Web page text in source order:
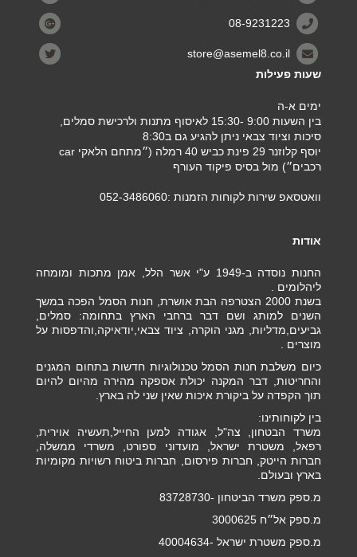
08-9231223
store@asemel8.co.il
שעות פעילות
ימים א-ה
בין השעות 9:00 -15:30 לאיסוף מתנות ולרכישת סמלים,
סיכות וציוד צבאי ניתן להגיע גם ב8:30
יוסף קלוזנר 29 פינת כביש 40 רמלה (״מתחם הלאקי car
רכבים״) מול בסיס פיקוד העורף
וואטסאפ שירות לקוחות הזמנות :052-3486060
אודות
החנות נוסדה ב-1949 ע"י אשר הלל, אמן מתכות ומומחה
ליהלומים .
בשנת 2000 הצטרפה הבת אושרת, חנות הסמל הפכה במשך
השנים למותג ושם דבר ברחבי הארץ בתחומה: סמלים,
גביעים,מדליות, מגני הוקרה, ציוד צבאי,יודאיקה,והדפסות על
מוצרים .
כיום משלבת חנות הסמל טכנולוגיות חדשות בתחום המגנים
והחריטות, דבר המקנה יכולת אספקה מהירה מהיום להיום
תוך הקפדה על ביקורת איכות שאין שני לה בארץ.
בין לקוחותינו:
משרד הבטחון, צה"ל, אגודה למען החייל,תעשיה אוירית,
רפאל, משטרת ישראל, מועדוני ספורט, משרדי ממשלה,
חברות הייטק, חברות פירסום, חברות ביטוח רשויות מקומיות
בארץ ובעולם.
מ.ספק משרד הביטחון -83728730
מ.ספק אל״ח 3000625
מ.ספק משטרת ישראל -40004634